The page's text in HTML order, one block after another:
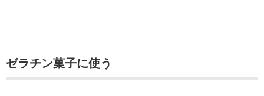
ゼラチン菓子に使う